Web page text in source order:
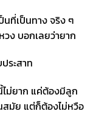
ที่เป็นทาง จริง ๆ
วง บอกเลยว่ายาก
ระสาท
ไม่ยาก แค่ต้องมีลูก
สมัย แต่ก็ต้องไม่หวือ